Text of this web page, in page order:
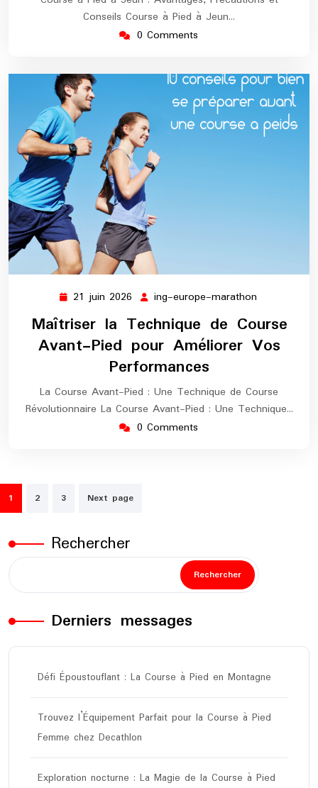
Conseils Course à Pied à Jeun…
0 Comments
21 juin 2026 21
juin
2026
ing-europe-marathon
marathon
Maîtriser la Technique de Course
Avant-Pied pour Améliorer Vos
Performances
La Course Avant-Pied : Une Technique de Course
Révolutionnaire La Course Avant-Pied : Une Technique…
0 Comments
Pagination
des
publications
1 2 3 Next page
Rechercher
Rechercher
Derniers messages
Défi Époustouflant : La Course à Pied en Montagne
Trouvez l’Équipement Parfait pour la Course à Pied
Femme chez Decathlon
Exploration nocturne : La Magie de la Course à Pied